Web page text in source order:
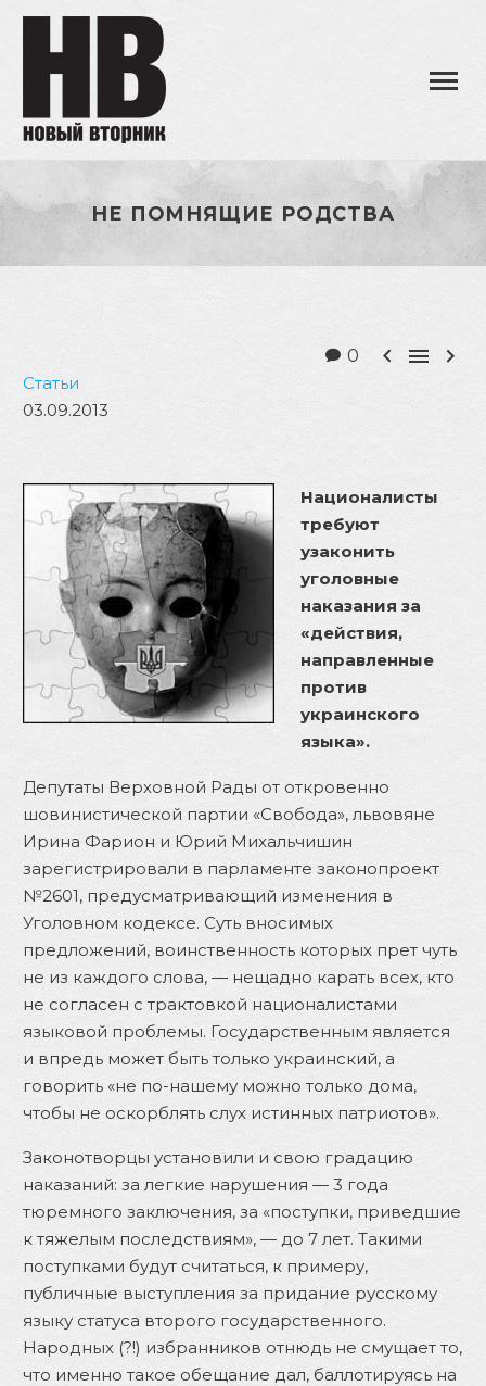
НЕ ПОМНЯЩИЕ РОДСТВА
0   
Статьи
03.09.2013
Националисты
требуют
узаконить
уголовные
наказания за
«действия,
направленные
против
украинского
языка».
Депутаты Верховной Рады от откровенно
шовинистической партии «Свобода», львовяне
Ирина Фарион и Юрий Михальчишин
зарегистрировали в парламенте законопроект
№2601, предусматривающий изменения в
Уголовном кодексе. Суть вносимых
предложений, воинственность которых прет чуть
не из каждого слова, — нещадно карать всех, кто
не согласен с трактовкой националистами
языковой проблемы. Государственным является
и впредь может быть только украинский, а
говорить «не по-нашему можно только дома,
чтобы не оскорблять слух истинных патриотов».
Законотворцы установили и свою градацию
наказаний: за легкие нарушения — 3 года
тюремного заключения, за «поступки, приведшие
к тяжелым последствиям», — до 7 лет. Такими
поступками будут считаться, к примеру,
публичные выступления за придание русскому
языку статуса второго государственного.
Народных (?!) избранников отнюдь не смущает то,
что именно такое обещание дал, баллотируясь на